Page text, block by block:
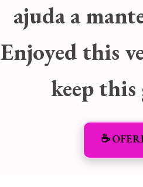
ajuda a
Enjoyed this
keep
☕️